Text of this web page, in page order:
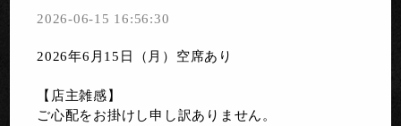
2026-06-15 16:56:30
2026年6月15日（月）空席あり
【店主雑感】
ご心配をお掛けし申し訳ありません。